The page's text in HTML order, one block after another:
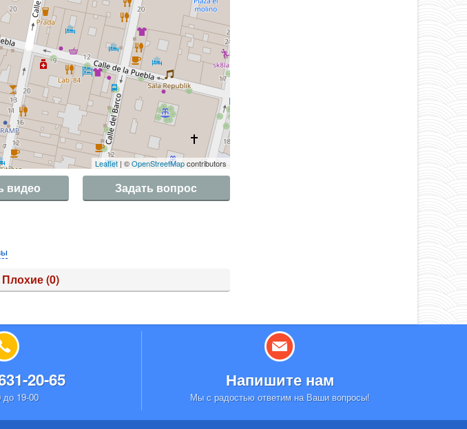
Leaflet | ©OpenStreetMapcontributors
видео Задать вопрос
Плохие(0)
20-65
19-00
Напишите нам
Мы с радостью ответим на Ваши вопросы!